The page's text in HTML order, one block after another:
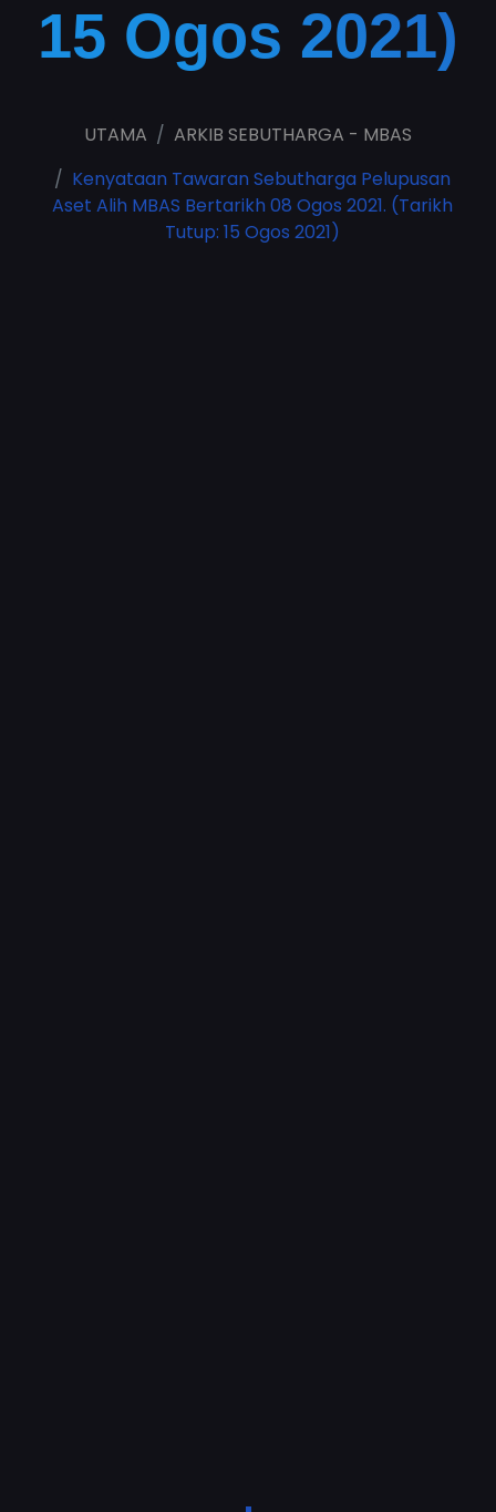
15 Ogos 2021)
UTAMA
ARKIB SEBUTHARGA - MBAS
Kenyataan Tawaran Sebutharga Pelupusan
Aset Alih MBAS Bertarikh 08 Ogos 2021. (Tarikh
Tutup: 15 Ogos 2021)